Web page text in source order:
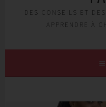
DES CONSEILS ET
APPRENDRE À